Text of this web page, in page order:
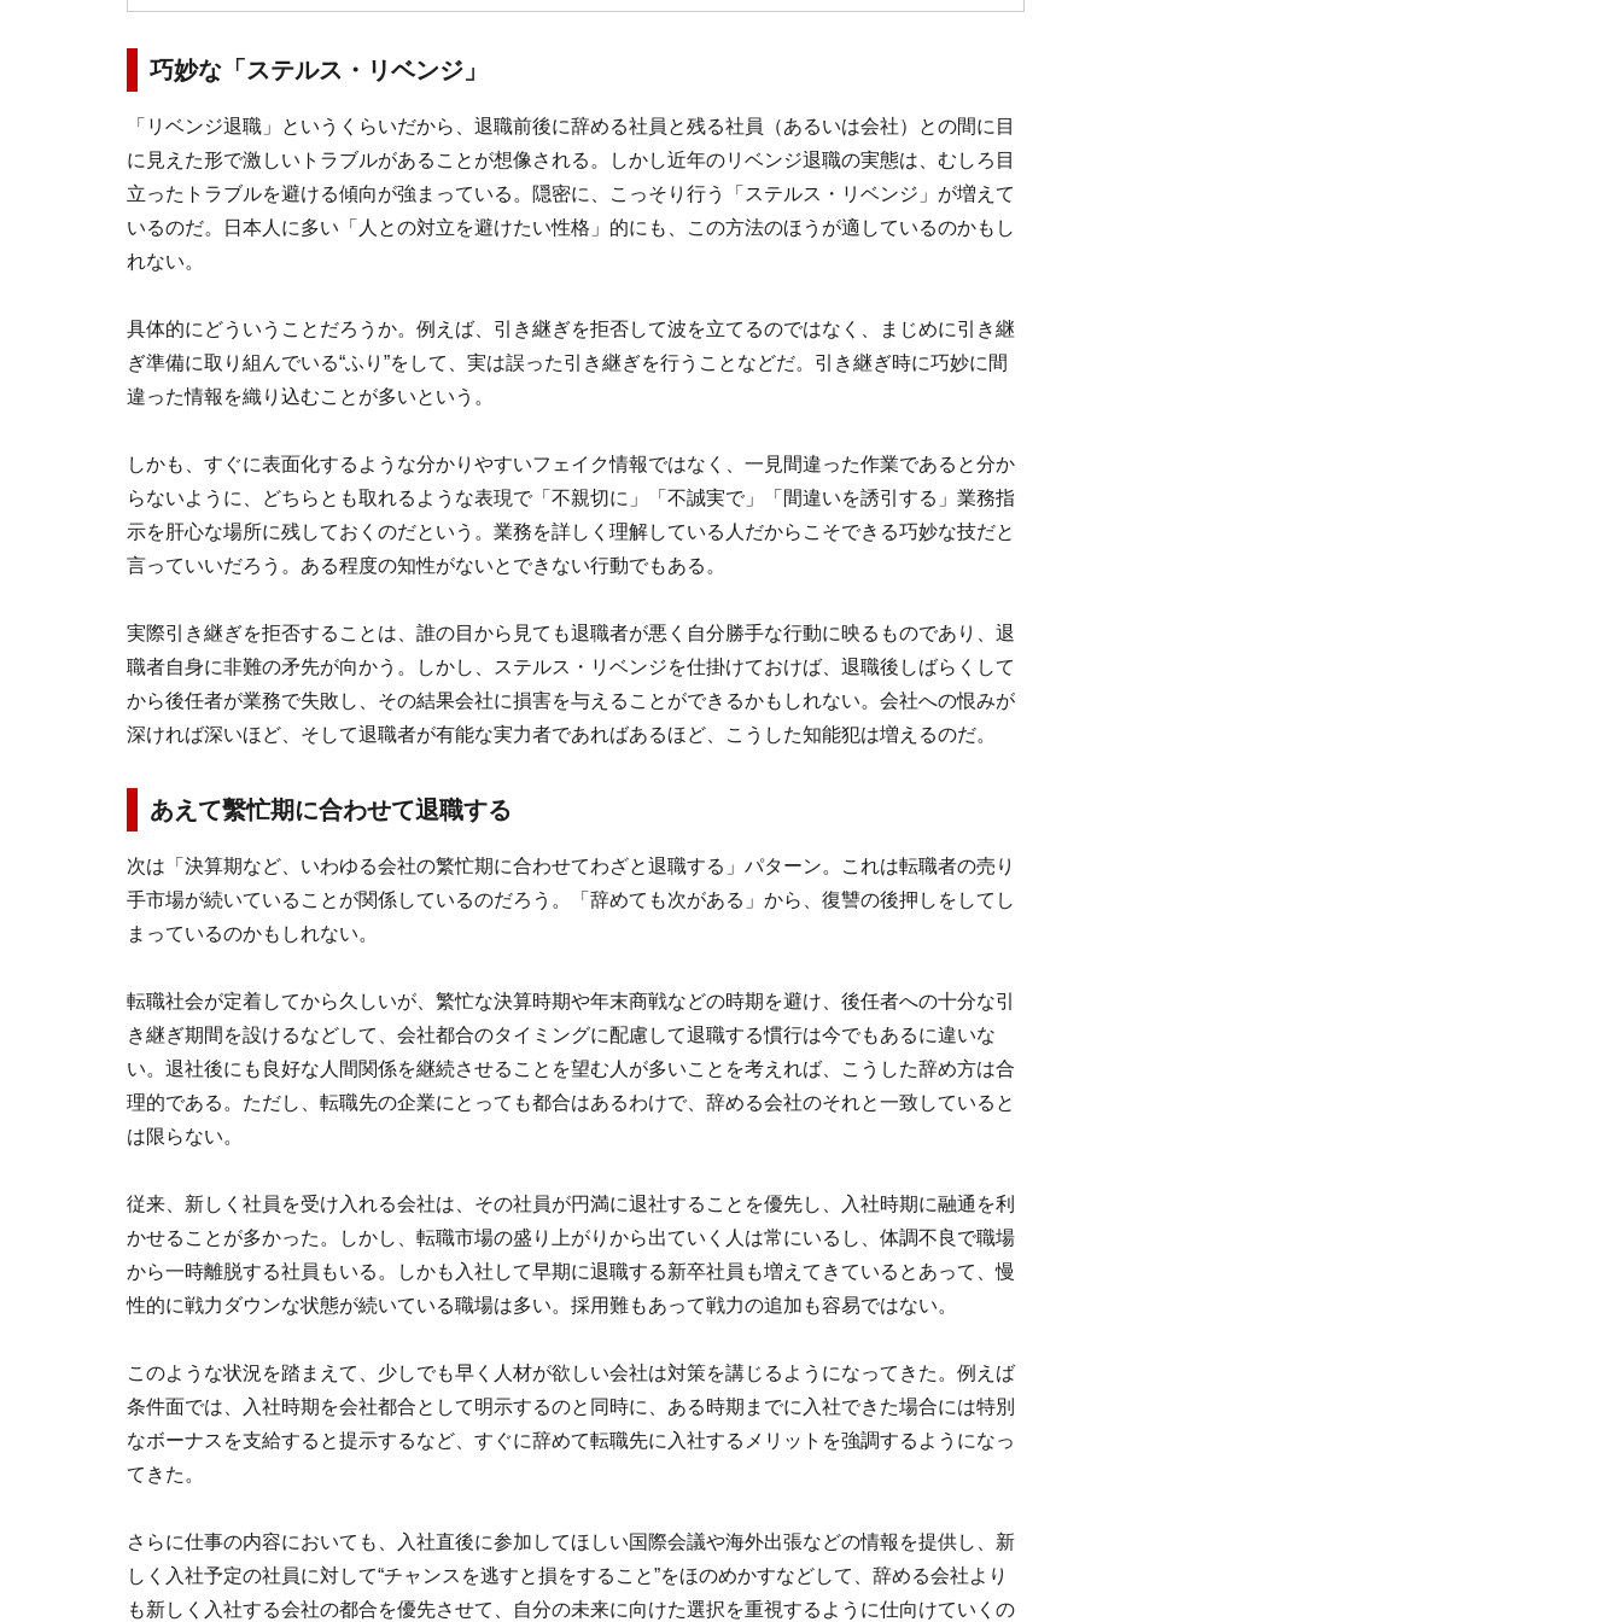
巧妙な「ステルス・リベンジ」
「リベンジ退職」というくらいだから、退職前後に辞める社員と残る社員（あるいは会社）との間に目
に見えた形で激しいトラブルがあることが想像される。しかし近年のリベンジ退職の実態は、むしろ目
立ったトラブルを避ける傾向が強まっている。隠密に、こっそり行う「ステルス・リベンジ」が増えて
いるのだ。日本人に多い「人との対立を避けたい性格」的にも、この方法のほうが適しているのかもし
れない。
具体的にどういうことだろうか。例えば、引き継ぎを拒否して波を立てるのではなく、まじめに引き継
ぎ準備に取り組んでいる“ふり”をして、実は誤った引き継ぎを行うことなどだ。引き継ぎ時に巧妙に間
違った情報を織り込むことが多いという。
しかも、すぐに表面化するような分かりやすいフェイク情報ではなく、一見間違った作業であると分か
らないように、どちらとも取れるような表現で「不親切に」「不誠実で」「間違いを誘引する」業務指
示を肝心な場所に残しておくのだという。業務を詳しく理解している人だからこそできる巧妙な技だと
言っていいだろう。ある程度の知性がないとできない行動でもある。
実際引き継ぎを拒否することは、誰の目から見ても退職者が悪く自分勝手な行動に映るものであり、退
職者自身に非難の矛先が向かう。しかし、ステルス・リベンジを仕掛けておけば、退職後しばらくして
から後任者が業務で失敗し、その結果会社に損害を与えることができるかもしれない。会社への恨みが
深ければ深いほど、そして退職者が有能な実力者であればあるほど、こうした知能犯は増えるのだ。
あえて繫忙期に合わせて退職する
次は「決算期など、いわゆる会社の繁忙期に合わせてわざと退職する」パターン。これは転職者の売り
手市場が続いていることが関係しているのだろう。「辞めても次がある」から、復讐の後押しをしてし
まっているのかもしれない。
転職社会が定着してから久しいが、繁忙な決算時期や年末商戦などの時期を避け、後任者への十分な引
き継ぎ期間を設けるなどして、会社都合のタイミングに配慮して退職する慣行は今でもあるに違いな
い。退社後にも良好な人間関係を継続させることを望む人が多いことを考えれば、こうした辞め方は合
理的である。ただし、転職先の企業にとっても都合はあるわけで、辞める会社のそれと一致していると
は限らない。
従来、新しく社員を受け入れる会社は、その社員が円満に退社することを優先し、入社時期に融通を利
かせることが多かった。しかし、転職市場の盛り上がりから出ていく人は常にいるし、体調不良で職場
から一時離脱する社員もいる。しかも入社して早期に退職する新卒社員も増えてきているとあって、慢
性的に戦力ダウンな状態が続いている職場は多い。採用難もあって戦力の追加も容易ではない。
このような状況を踏まえて、少しでも早く人材が欲しい会社は対策を講じるようになってきた。例えば
条件面では、入社時期を会社都合として明示するのと同時に、ある時期までに入社できた場合には特別
なボーナスを支給すると提示するなど、すぐに辞めて転職先に入社するメリットを強調するようになっ
てきた。
さらに仕事の内容においても、入社直後に参加してほしい国際会議や海外出張などの情報を提供し、新
しく入社予定の社員に対して“チャンスを逃すと損をすること”をほのめかすなどして、辞める会社より
も新しく入社する会社の都合を優先させて、自分の未来に向けた選択を重視するように仕向けていくの